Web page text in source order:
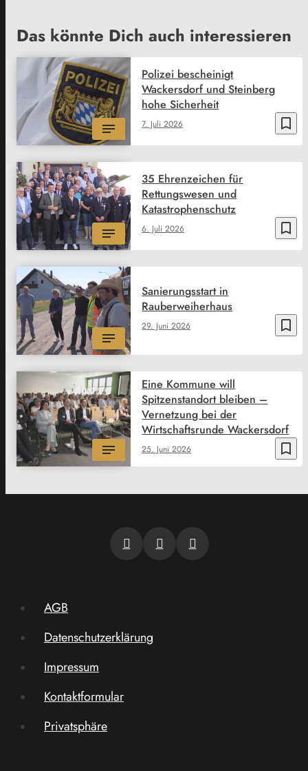
Das könnte Dich auch interessieren
bookmark_border
7. Juli 2026
Polizei bescheinigt
Wackersdorf und Steinberg
hohe Sicherheit
bookmark_border
6. Juli 2026
35 Ehrenzeichen für
Rettungswesen und
Katastrophenschutz
bookmark_border
29. Juni 2026
Sanierungsstart in
Rauberweiherhaus
bookmark_border
25. Juni 2026
Eine Kommune will
Spitzenstandort bleiben –
Vernetzung bei der
Wirtschaftsrunde Wackersdorf
AGB
Datenschutzerklärung
Impressum
Kontaktformular
Privatsphäre